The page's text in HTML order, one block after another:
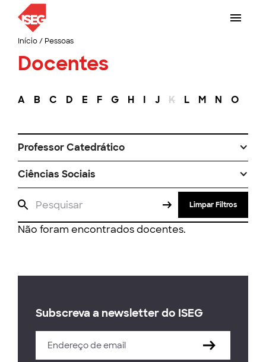
Início/ Pessoas
Docentes
A B C D E F G H I J K L M N O
Professor Catedrático
Ciências Sociais
Limpar Filtros
Não foram encontrados docentes.
Subscreva a newsletter do ISEG